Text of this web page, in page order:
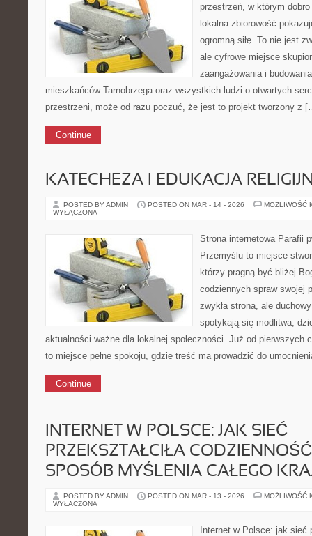
przestrzeń, w którym
lokalna zbiorowość
ogromną siłę. To nie jest
ale cyfrowe miejsce
zaangażowania i
mieszkańców Tarnobrzega oraz wszystkich ludzi o otwartych
przestrzeni, może od razu poczuć, że jest to projekt tworzony z
Continue
KATECHEZA I EDUKACJA
POSTED BY ADMIN POSTED ON MAR - 14 - 2026
MOŻLIWOŚĆ
WYŁĄCZONA
Strona internetowa Parafii
Przemyślu to miejsce
którzy pragną być bliżej
codziennych spraw swojej
zwykła strona, ale
spotykają się modlitwa,
aktualności ważne dla lokalnej społeczności. Już od pierwszych
to miejsce pełne spokoju, gdzie treść ma prowadzić do
Continue
INTERNET W POLSCE: JAK SIEĆ
PRZEKSZTAŁCIŁA
SPOSÓB MYŚLENIA CAŁEGO
POSTED BY ADMIN POSTED ON MAR - 13 - 2026
MOŻLIWOŚĆ
WYŁĄCZONA
Internet w Polsce: jak sieć